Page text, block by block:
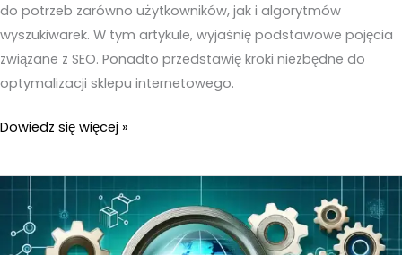
do potrzeb zarówno użytkowników, jak i algorytmów
wyszukiwarek. W tym artykule, wyjaśnię podstawowe pojęcia
związane z SEO. Ponadto przedstawię kroki niezbędne do
optymalizacji sklepu internetowego.
Pozycjonowanie
internetowego
Dowiedz się więcej »